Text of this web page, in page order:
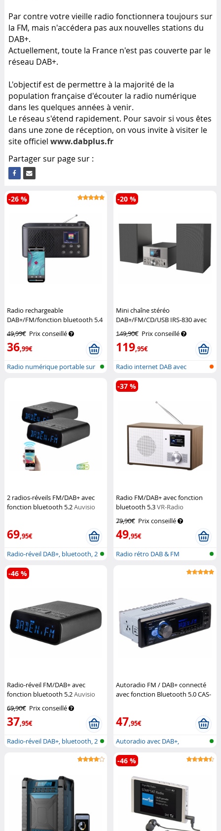
Par contre votre vieille radio fonctionnera toujours sur
la FM, mais n'accédera pas aux nouvelles stations du
DAB+.
Actuellement, toute la France n'est pas couverte par le
réseau DAB+.
L'objectif est de permettre à la majorité de la
population française d'écouter la radio numérique
dans les quelques années à venir.
Le réseau s'étend rapidement. Pour savoir si vous êtes
dans une zone de réception, on vous invite à visiter le
site officiel www.dabplus.fr
Partager sur page sur :
Radio rechargeable
DAB+/FM/fonction bluetooth 5.4
49,99€ Prix conseillé
36,99€
-26 %
Radio numérique portable sur
Mini chaîne stéréo
DAB+/FM/CD/USB IRS-830 avec
fonction bluetooth 5.3VR-Radio
149,90€ Prix conseillé
119,95€
-20 %
Radio internet DAB avec
lecteur CD...
2 radios-réveils FM/DAB+ avec
fonction bluetooth 5.2Auvisio
69,95€
Radio-réveil DAB+, bluetooth, 2
heu...
Radio FM/DAB+ avec fonction
bluetooth 5.3VR-Radio
79,90€ Prix conseillé
49,95€
-37 %
Radio rétro DAB & FM
Radio-réveil FM/DAB+ avec
fonction bluetooth 5.2Auvisio
69,90€ Prix conseillé
37,95€
-46 %
Radio-réveil DAB+, bluetooth, 2
Autoradio FM / DAB+ connecté
avec fonction Bluetooth 5.0 CAS-
47,95€
Autoradio avec DAB+,
bluetooth & MP...
-46 %